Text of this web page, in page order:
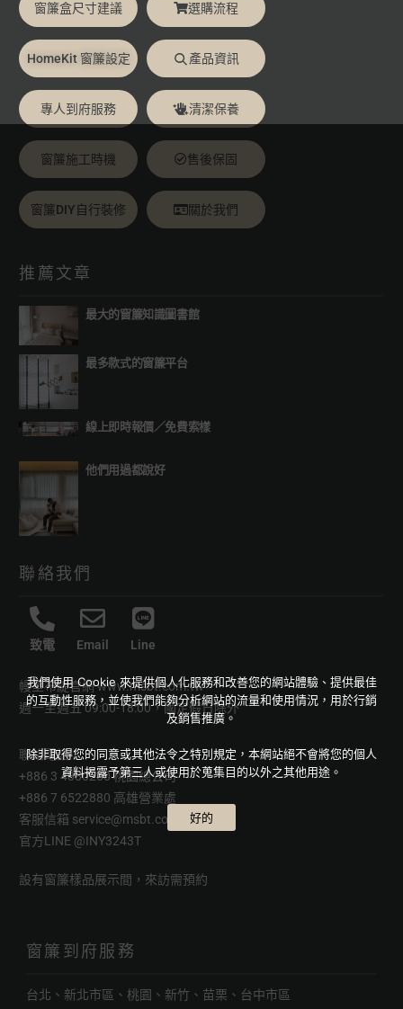
窗簾盒尺寸建議 選購流程
HomeKit 窗簾設定 產品資訊
專人到府服務 清潔保養
窗簾施工時機 售後保固
窗簾DIY自行裝修 關於我們
推薦文章
最大的窗簾知識圖書館
最多款式的窗簾平台
線上即時報價／免費索樣
他們用過都說好
聯絡我們
致電 Email Line
幔室布緹官網www.msbt.com.tw
週一至週五 09:00-18:00，國定假日除外
聯絡電話
+886 3 4880250 桃園總公司
+886 7 6522880 高雄營業處
客服信箱 service@msbt.com.tw
官方LINE @INY3243T
設有窗簾樣品展示間，來訪需預約
窗簾到府服務
台北、新北市區、桃園、新竹、苗栗、台中市區
我們使用 Cookie 來提供個人化服務和改善您的網站體驗、提供最佳
的互動性服務，並使我們能夠分析網站的流量和使用情況，用於行銷
及銷售推廣。
除非取得您的同意或其他法令之特別規定，本網站絕不會將您的個人
資料揭露予第三人或使用於蒐集目的以外之其他用途。
好的